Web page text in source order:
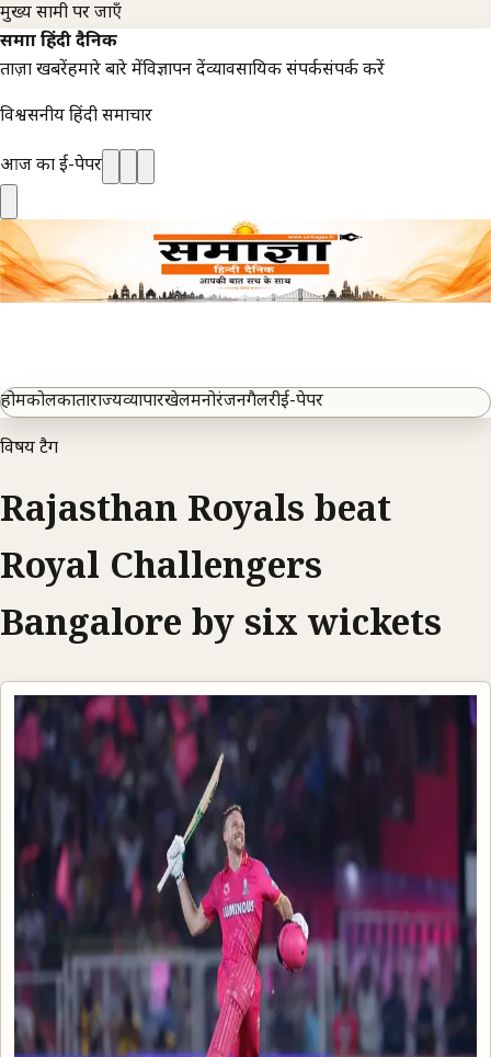
मुख्य सामग्री पर जाएँ
समाज्ञा हिंदी दैनिक
ताज़ा खबरेंहमारे बारे मेंविज्ञापन देंव्यावसायिक संपर्कसंपर्क करें
विश्वसनीय हिंदी समाचार
आज का ई-पेपर
होमकोलकाताराज्यव्यापारखेलमनोरंजनगैलरीई-पेपर
विषय टैग
Rajasthan Royals beat
Royal Challengers
Bangalore by six wickets